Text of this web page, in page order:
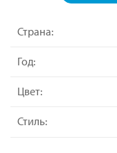
Страна:
Год:
Цвет:
Стиль: